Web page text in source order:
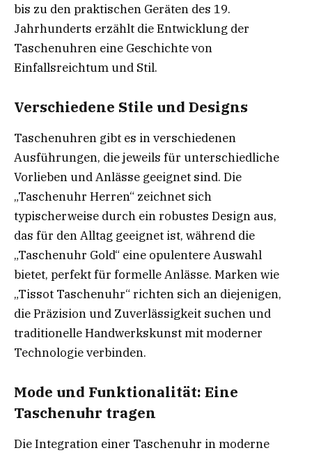
bis zu den praktischen Geräten des 19.
Jahrhunderts erzählt die Entwicklung der
Taschenuhren eine Geschichte von
Einfallsreichtum und Stil.
Verschiedene Stile und Designs
Taschenuhren gibt es in verschiedenen
Ausführungen, die jeweils für unterschiedliche
Vorlieben und Anlässe geeignet sind. Die
„Taschenuhr Herren“ zeichnet sich
typischerweise durch ein robustes Design aus,
das für den Alltag geeignet ist, während die
„Taschenuhr Gold“ eine opulentere Auswahl
bietet, perfekt für formelle Anlässe. Marken wie
„Tissot Taschenuhr“ richten sich an diejenigen,
die Präzision und Zuverlässigkeit suchen und
traditionelle Handwerkskunst mit moderner
Technologie verbinden.
Mode und Funktionalität: Eine
Taschenuhr tragen
Die Integration einer Taschenuhr in moderne